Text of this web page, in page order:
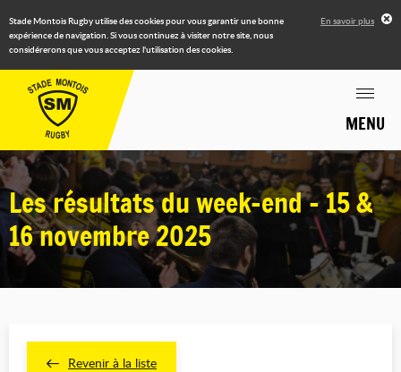
Stade Montois Rugby utilise des cookies pour vous garantir une bonne
expérience de navigation. Si vous continuez à visiter notre site, nous
considérerons que vous acceptez l'utilisation des cookies.
En savoir plus
MENU
Les résultats du week-end - 15 &
16 novembre 2025
Revenir à la liste